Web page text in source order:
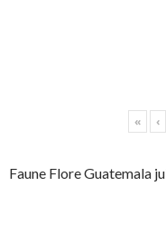
« ‹
Faune Flore Guatemala